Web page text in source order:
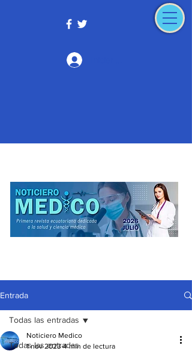
Entrada
Todas las entradas
Todas las entradas
Noticiero Medico
1 nov 2023 4 min de lectura